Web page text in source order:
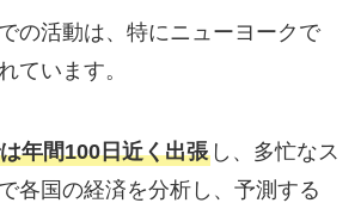
の活動は、特にニューヨークで
ています。
年間100日近く出張し、多忙なス
各国の経済を分析し、予測する